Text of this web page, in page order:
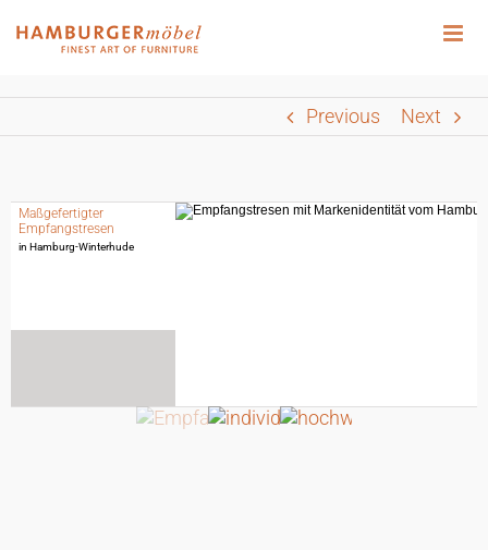
Inhalt
Previous Next
in Hamburg-Winterhude
Maßgefertigter
Empfangstresen